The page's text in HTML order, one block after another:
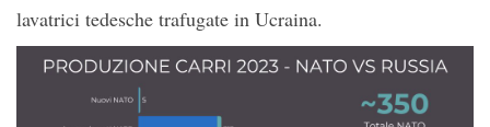
lavatrici tedesche trafugate in Ucraina.